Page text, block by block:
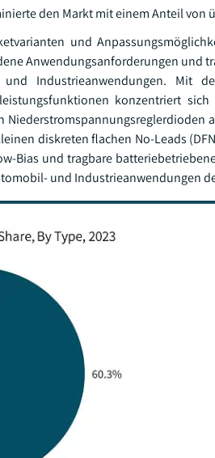
den Markt mit einem Anteil von
und
Anwendungsanforderungen und
Industrieanwendungen. Mit
konzentriert
diskreten flachen No-Leads
Bias und tragbare
und Industrieanwendungen